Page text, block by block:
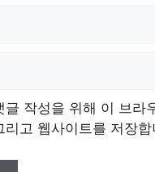
글 작성을 위해 이 브라
리고 웹사이트를 저장합